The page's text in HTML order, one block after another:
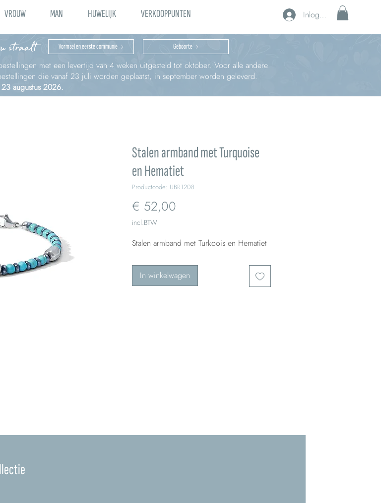
VROUW MAN HUWELIJK VERKOOPPUNTEN Inloggen
straalt Vormsel en eerste communie Geboorte
met een levertijd van 4 weken uitgesteld tot oktober. Voor alle andere
die vanaf 23 juli worden geplaatst, in september worden geleverd.
augustus 2026.
Stalen armband met Turquoise
en Hematiet
Productcode: UBR1208
€ 52,00
incl.BTW
Stalen armband met Turkoois en Hematiet
In winkelwagen